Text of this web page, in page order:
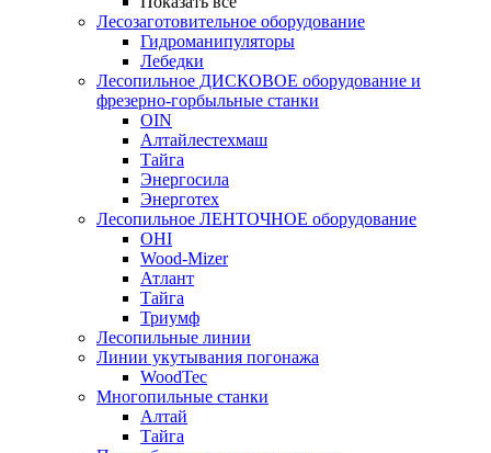
Лесозаготовительное оборудование
Гидроманипуляторы
Лебедки
Лесопильное ДИСКОВОЕ оборудование и
фрезерно-горбыльные станки
OIN
Алтайлестехмаш
Тайга
Энергосила
Энерготех
Лесопильное ЛЕНТОЧНОЕ оборудование
OHI
Wood-Mizer
Атлант
Тайга
Триумф
Лесопильные линии
Линии укутывания погонажа
WoodTec
Многопильные станки
Алтай
Тайга